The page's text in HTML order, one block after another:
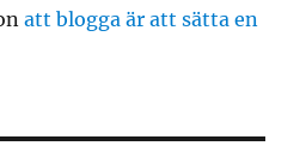
att blogga är att sätta en